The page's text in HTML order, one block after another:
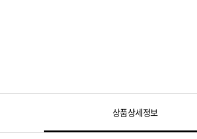
상품상세정보